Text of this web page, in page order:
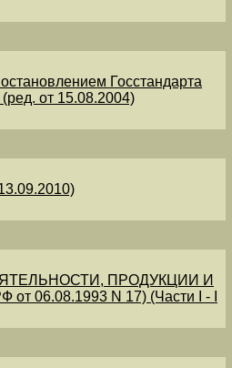
Госстандарта
от 15.08.2004)
ПРОДУКЦИИ И
06.08.1993 N 17) (Части I - I